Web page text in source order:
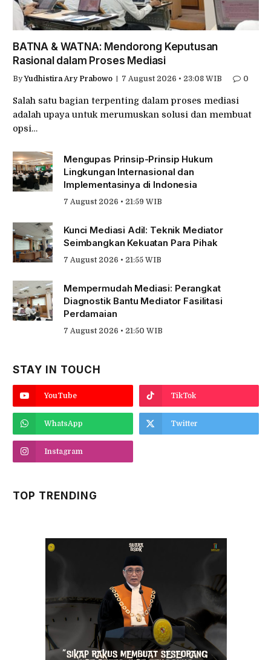
BATNA & WATNA: Mendorong Keputusan
Rasional dalam Proses Mediasi
By Yudhistira Ary Prabowo 7 August 2026 • 23:08 WIB 0
Salah satu bagian terpenting dalam proses mediasi
adalah upaya untuk merumuskan solusi dan membuat
opsi…
Mengupas Prinsip-Prinsip Hukum
Lingkungan Internasional dan
Implementasinya di Indonesia
7 August 2026 • 21:59 WIB
Kunci Mediasi Adil: Teknik Mediator
Seimbangkan Kekuatan Para Pihak
7 August 2026 • 21:55 WIB
Mempermudah Mediasi: Perangkat
Diagnostik Bantu Mediator Fasilitasi
Perdamaian
7 August 2026 • 21:50 WIB
STAY IN TOUCH
YouTube TikTok
WhatsApp Twitter
Instagram
TOP TRENDING